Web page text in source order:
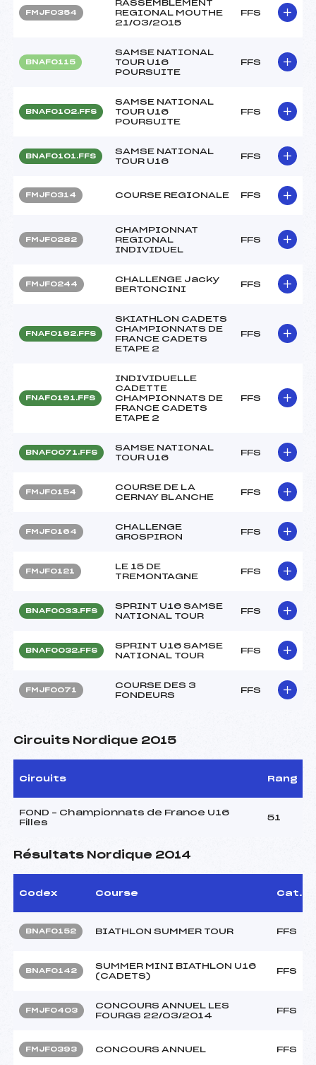
FMJF0354
RASSEMBLEMENT
REGIONAL MOUTHE
21/03/2015
FFS
BNAF0115
SAMSE NATIONAL
TOUR U16
POURSUITE
FFS
BNAF0102.FFS
SAMSE NATIONAL
TOUR U16
POURSUITE
FFS
BNAF0101.FFS
SAMSE NATIONAL
TOUR U16
FFS
FMJF0314 COURSE REGIONALE FFS
FMJF0282
CHAMPIONNAT
REGIONAL
INDIVIDUEL
FFS
FMJF0244
CHALLENGE Jacky
BERTONCINI
FFS
FNAF0192.FFS
SKIATHLON CADETS
CHAMPIONNATS DE
FRANCE CADETS
ETAPE 2
FFS
FNAF0191.FFS
INDIVIDUELLE
CADETTE
CHAMPIONNATS DE
FRANCE CADETS
ETAPE 2
FFS
BNAF0071.FFS
SAMSE NATIONAL
TOUR U16
FFS
FMJF0154
COURSE DE LA
CERNAY BLANCHE
FFS
FMJF0164
CHALLENGE
GROSPIRON
FFS
FMJF0121
LE 15 DE
TREMONTAGNE
FFS
BNAF0033.FFS
SPRINT U16 SAMSE
NATIONAL TOUR
FFS
BNAF0032.FFS
SPRINT U16 SAMSE
NATIONAL TOUR
FFS
FMJF0071
COURSE DES 3
FONDEURS
FFS
Circuits Nordique 2015
Circuits Rang
FOND – Championnats de France U16
Filles
51
Résultats Nordique 2014
Codex Course Cat.
BNAF0152 BIATHLON SUMMER TOUR FFS
BNAF0142
SUMMER MINI BIATHLON U16
(CADETS)
FFS
FMJF0403
CONCOURS ANNUEL LES
FOURGS 22/03/2014
FFS
FMJF0393 CONCOURS ANNUEL FFS